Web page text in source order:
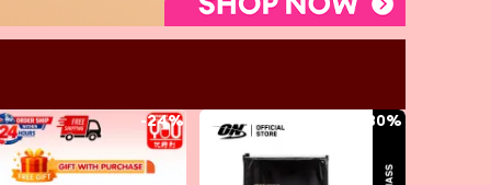
-24% 30%